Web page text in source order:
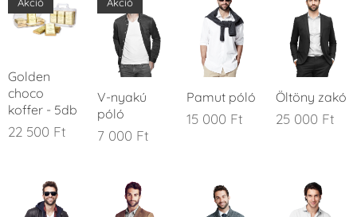
Golden
choco
koffer - 5db
22 500 Ft
V-nyakú
póló
7 000 Ft
Pamut póló
15 000 Ft
Öltöny zakó
25 000 Ft